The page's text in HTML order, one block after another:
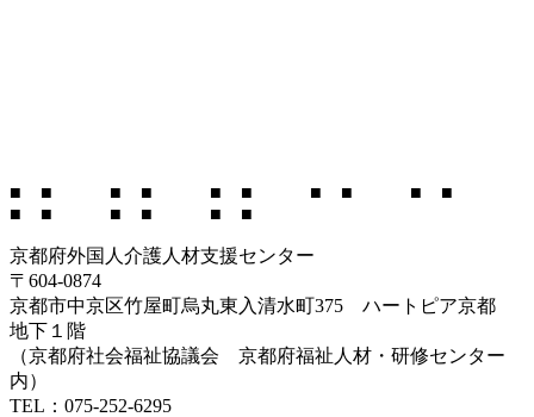
■ ■ ■ ■ ■ ■ ■ ■ ■ ■
■ ■ ■ ■ ■ ■
京都府外国人介護人材支援センター
〒604-0874
京都市中京区竹屋町烏丸東入清水町375 ハートピア京都
地下１階
（京都府社会福祉協議会 京都府福祉人材・研修センター
内）
TEL：075-252-6295